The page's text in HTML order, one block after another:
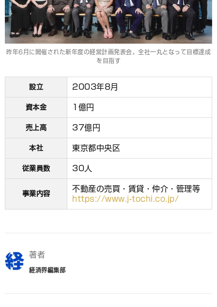
昨年6月に開催された新年度の経営計画発表会。全社一丸となって目標達成
を目指す
設立 2003年8月
資本金 1億円
売上高 37億円
本社 東京都中央区
従業員数 30人
事業内容
不動産の売買・賃貸・仲介・管理等
https://www.j-tochi.co.jp/
著者
経済界編集部